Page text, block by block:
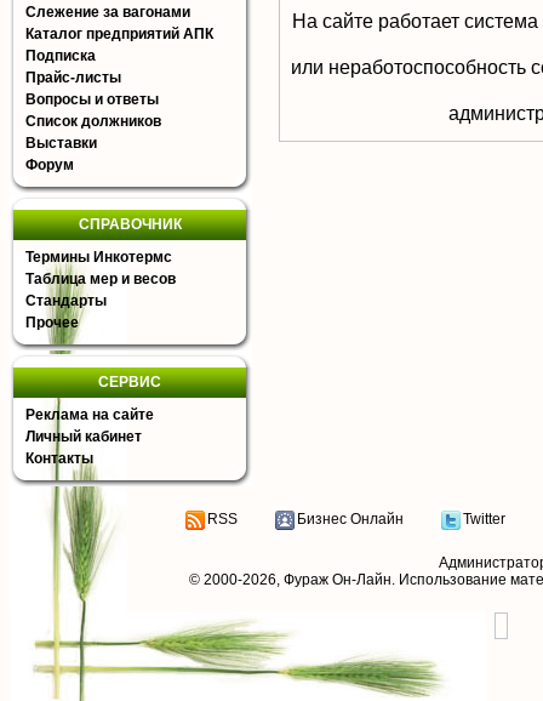
Слежение за вагонами
Каталог предприятий АПК
Подписка
Прайс-листы
Вопросы и ответы
Список должников
Выставки
Форум
СПРАВОЧНИК
Термины Инкотермс
Таблица мер и весов
Стандарты
Прочее
СЕРВИС
Реклама на сайте
Личный кабинет
Контакты
На сайте работает
или неработоспособность
RSS Бизнес Онлайн Twitter
© 2000-2026, Фураж Он-Лайн. Использование